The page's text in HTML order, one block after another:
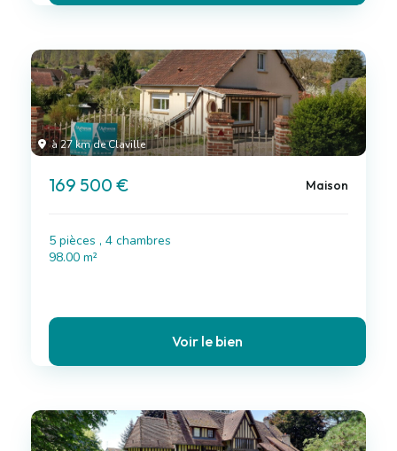
à 27 km de Claville
169 500 € Maison
5 pièces , 4 chambres
98.00 m²
Voir le bien